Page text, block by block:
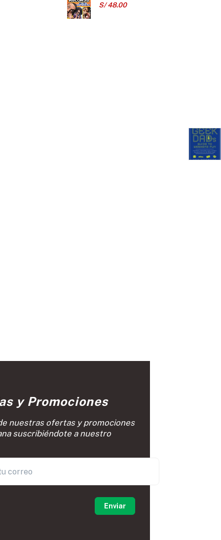
S/48.00
y Promociones
nuestras ofertas y promociones
suscribiéndote a nuestro